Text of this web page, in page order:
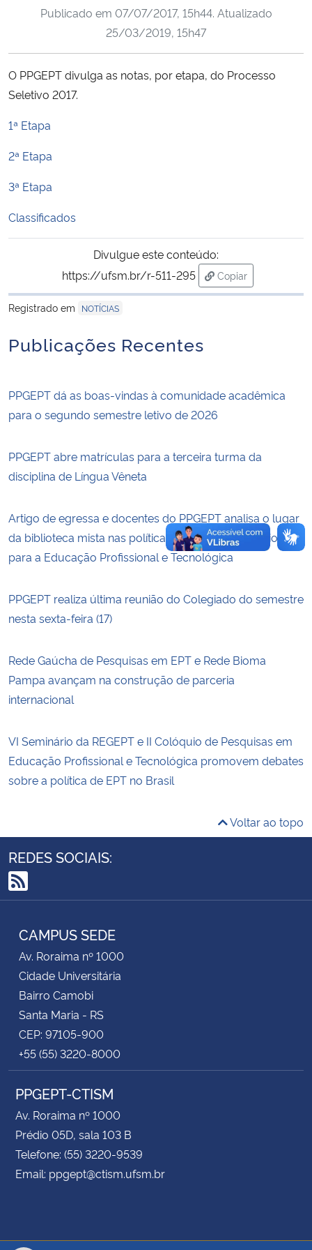
Ministério da Cidadania
Ministério de Minas e Energia
Ministério da Ciência, Tecnologia, Inovações e Comunicações
Ministério do Meio Ambiente
Ministério do Turismo
Controladoria-Geral da União
Ministério da Mulher, da Família e dos Direitos Humanos
Secretaria-Geral
Gabinete de Segurança Institucional
Advocacia-Geral da União
Planalto
Publicado em 07/07/2017, 15h44. Atualizado
25/03/2019, 15h47
O PPGEPT divulga as notas, por etapa, do Processo
Seletivo 2017.
1ª Etapa
2ª Etapa
3ª Etapa
Classificados
Divulgue este conteúdo:
https://ufsm.br/r-511-295
Copiar
para área de
Registrado em
NOTÍCIAS
Publicações Recentes
PPGEPT dá as boas-vindas à comunidade acadêmica
para o segundo semestre letivo de 2026
PPGEPT abre matrículas para a terceira turma da
disciplina de Língua Vêneta
Artigo de egressa e docentes do PPGEPT analisa o lugar
da biblioteca mista nas políticas públicas e educacionais
para a Educação Profissional e Tecnológica
PPGEPT realiza última reunião do Colegiado do semestre
nesta sexta-feira (17)
Rede Gaúcha de Pesquisas em EPT e Rede Bioma
Pampa avançam na construção de parceria
internacional
VI Seminário da REGEPT e II Colóquio de Pesquisas em
Educação Profissional e Tecnológica promovem debates
sobre a política de EPT no Brasil
Voltar ao topo
REDES SOCIAIS:
RSS
CAMPUS SEDE
Av. Roraima nº 1000
Cidade Universitária
Bairro Camobi
Santa Maria - RS
CEP: 97105-900
+55 (55) 3220-8000
PPGEPT-CTISM
Av. Roraima nº 1000
Prédio 05D, sala 103 B
Telefone: (55) 3220-9539
Email: ppgept@ctism.ufsm.br